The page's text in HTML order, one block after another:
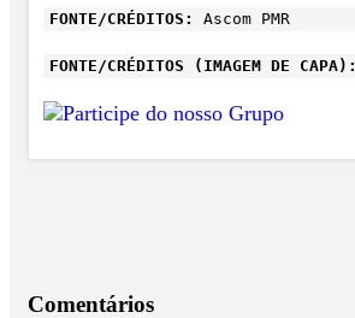
FONTE/CRÉDITOS: Ascom PMR
FONTE/CRÉDITOS (IMAGEM DE CAPA):
Comentários